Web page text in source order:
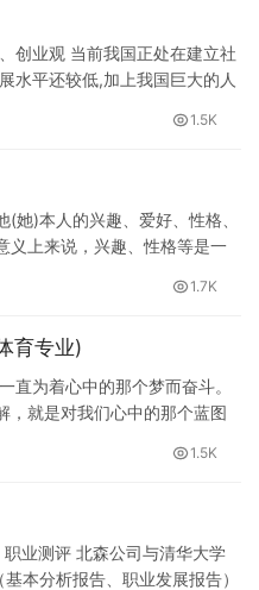
创业观 当前我国正处在建立社
水平还较低,加上我国巨大的人
1.5K
)本人的兴趣、爱好、性格、
义上来说，兴趣、性格等是一
1.7K
育专业)
直为着心中的那个梦而奋斗。
，就是对我们心中的那个蓝图
1.5K
业测评 北森公司与清华大学
本分析报告、职业发展报告）